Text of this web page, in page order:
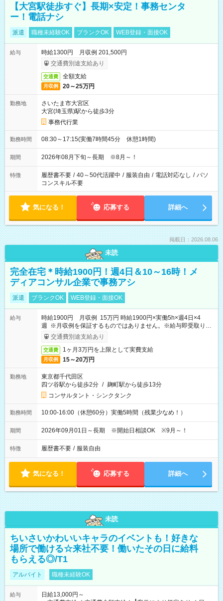
【大宮駅徒歩すぐ】長期×安定！事務センタ
ー！電話ナシ
派遣 職種未経験OK ブランクOK WEB登録・面接OK
給与
時給1300円 月収例 201,500円
交通費別途支給あり
交通費 全額支給
月収例 20～25万円
勤務地
さいたま市大宮区
大宮(埼玉県)駅から徒歩3分
事務代行業
勤務時間 08:30～17:15(実働7時間45分 休憩1時間)
期間 2026年08月下旬～長期 ※8月～！
特徴 履歴書不要 / 40～50代活躍中 / 服装自由 / 電話対応なし / パソ
コンスキル不要
気になる！ 応募する 詳細へ
掲載日：2026.08.06
未読
完全在宅＊時給1900円！週4日＆10～16時！メ
ディアコンサル企業で事務アシ
派遣 ブランクOK WEB登録・面接OK
給与
時給1900円 月収例 15万円 時給1900円×実働5h×週4日×4
週 ※月収例を保証するものではありません。※給与即受取りサ
ービス利用可（利用条件有）
交通費別途支給あり
交通費 1ヶ月3万円を上限として実費支給
月収例 15～20万円
勤務地
東京都千代田区
四ツ谷駅から徒歩2分 / 麹町駅から徒歩13分
コンサルタント・シンクタンク
勤務時間 10:00-16:00（休憩60分）実働5時間（残業少なめ！）
期間 2026年09月01日～長期 ※開始日相談OK ※9月～！
特徴 履歴書不要 / 服装自由
気になる！ 応募する 詳細へ
未読
ちいさいかわいいキャラのイベントも！好きな
場所で働ける☆来社不要！働いたその日に給料
もらえる◎/T1
アルバイト 職種未経験OK
給与
日給13,000円～